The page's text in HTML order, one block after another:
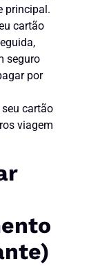
principal.
cartão
seguro
por
cartão
viagem